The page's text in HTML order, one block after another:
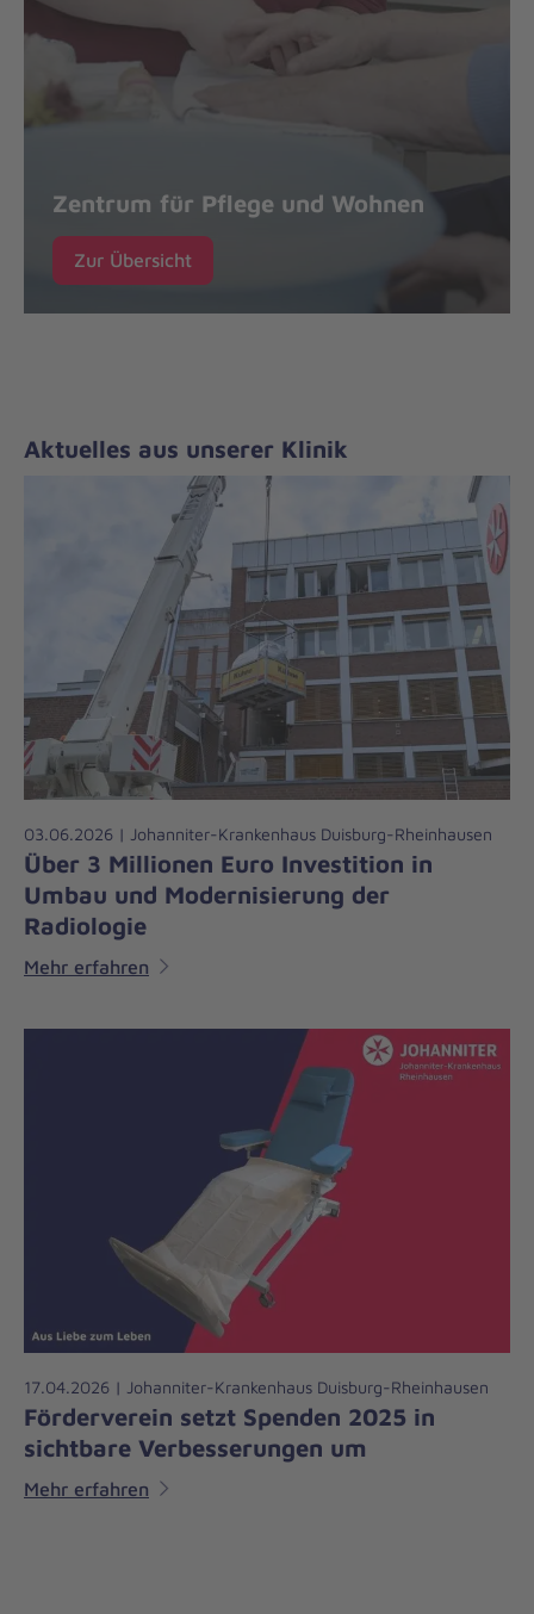
Zentrum für Pflege und Wohnen
Zur Übersicht
Aktuelles aus unserer Klinik
03.06.2026 | Johanniter-Krankenhaus Duisburg-Rheinhausen
Über 3 Millionen Euro Investition in
Umbau und Modernisierung der
Radiologie
Mehr erfahren
17.04.2026 | Johanniter-Krankenhaus Duisburg-Rheinhausen
Förderverein setzt Spenden 2025 in
sichtbare Verbesserungen um
Mehr erfahren